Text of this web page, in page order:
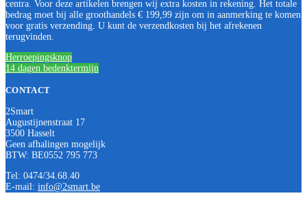
centra. Voor deze artikelen brengen wij extra kosten in rekening. Het totale
bedrag moet bij alle groothandels € 199,99 zijn om in aanmerking te komen
voor gratis verzending. U kunt de verzendkosten bij het afrekenen
terugvinden.
Herroepingsknop
14 dagen bedenktermijn
CONTACT
2Smart
Augustijnenstraat 17
3500 Hasselt
Geen afhalingen mogelijk
BTW: BE0552 795 773
Tel: 0474/34.68.40
E-mail: info@2smart.be